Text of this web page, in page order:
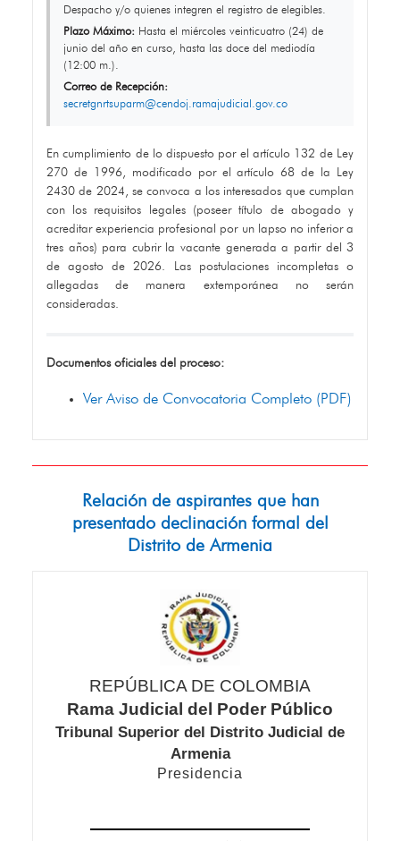
Despacho y/o quienes integren el registro de elegibles.
Plazo Máximo:Hasta el miércoles veinticuatro (24) de
junio del año en curso, hasta las doce del mediodía
(12:00 m.).
Correo de Recepción:
secretgnrtsuparm@cendoj.ramajudicial.gov.co
En cumplimiento de lo dispuesto por el artículo 132 de Ley
270 de 1996, modificado por el artículo 68 de la Ley
2430 de 2024, se convoca a los interesados que cumplan
con los requisitos legales (poseer título de abogado y
acreditar experiencia profesional por un lapso no inferior a
tres años) para cubrir la vacante generada a partir del 3
de agosto de 2026. Las postulaciones incompletas o
allegadas de manera extemporánea no serán
consideradas.
Documentos oficiales del proceso:
Ver Aviso de Convocatoria Completo (PDF)
Relación de aspirantes que han
presentado declinación formal del
Distrito de Armenia
REPÚBLICA DE COLOMBIA
Rama Judicial del Poder Público
Tribunal Superior del Distrito Judicial de
Armenia
Presidencia